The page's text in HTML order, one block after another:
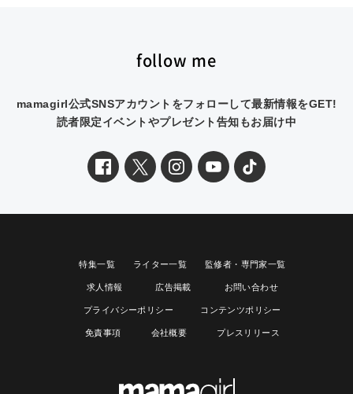
follow me
mamagirl公式SNSアカウントをフォローして最新情報をGET!
読者限定イベントやプレゼント告知もお届け中
特集一覧 ライター一覧 監修者・専門家一覧
求人情報 広告掲載 お問い合わせ
プライバシーポリシー コンテンツポリシー
免責事項 会社概要 プレスリリース